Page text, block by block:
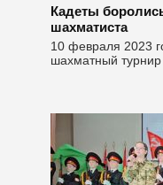
Кадеты
шахматиста
10 февраля 2023
шахматный турнир